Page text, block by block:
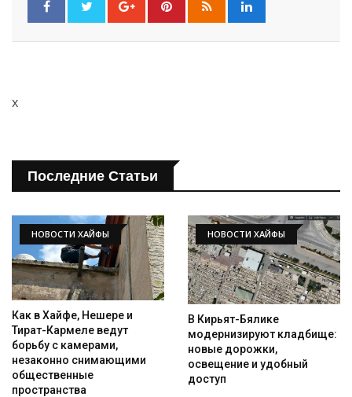
x
Последние Статьи
НОВОСТИ ХАЙФЫ
Как в Хайфе, Нешере и
Тират-Кармеле ведут
борьбу с камерами,
незаконно снимающими
общественные
пространства
НОВОСТИ ХАЙФЫ
В Кирьят-Бялике
модернизируют кладбище:
новые дорожки,
освещение и удобный
доступ